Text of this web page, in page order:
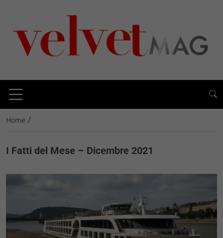
Home /
I Fatti del Mese – Dicembre 2021